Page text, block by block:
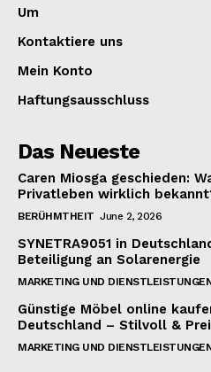
Um
Kontaktiere uns
Mein Konto
Haftungsausschluss
Das Neueste
Caren Miosga geschieden:
Privatleben wirklich
BERÜHMTHEIT June 2, 2026
SYNETRA9051 in
Beteiligung an Solarenergie
MARKETING UND
Günstige Möbel online
Deutschland – Stilvoll &
MARKETING UND